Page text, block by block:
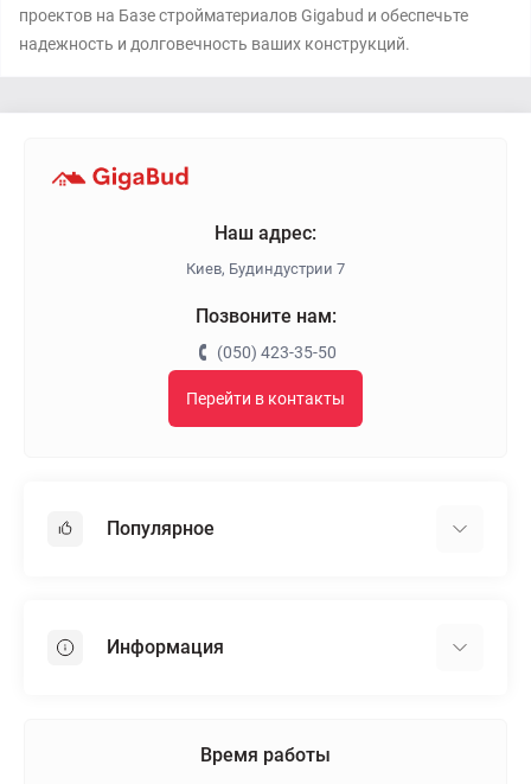
проектов на Базе стройматериалов Gigabud и обеспечьте
надежность и долговечность ваших конструкций.
Наш адрес:
Киев, Будиндустрии 7
Позвоните нам:
(050) 423-35-50
Перейти в контакты
Популярное
Пенопласт
Информация
Время работы